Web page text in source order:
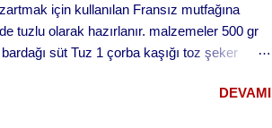
için kullanılan Fransız mutfağına
tuzlu olarak hazırlanır. malzemeler 500 gr
süt Tuz 1 çorba kaşığı toz şeker
olmazsa un veya maden suyu ilavesiyle
DEVAMI